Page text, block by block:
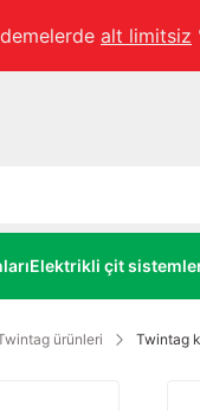
alt limitsiz
Elektrikli çit
ürünleri Twintag